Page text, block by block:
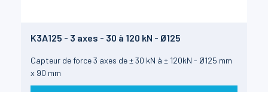
K3A125 - 3 axes - 30 à 120 kN - Ø125
Capteur de force 3 axes de ± 30 kN à ± 120kN - Ø125 mm
x 90 mm